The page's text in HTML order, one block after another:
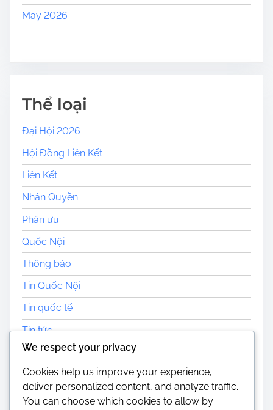
May 2026
Thể loại
Đại Hội 2026
Hội Đồng Liên Kết
Liên Kết
Nhân Quyền
Phân ưu
Quốc Nội
Thông báo
Tin Quốc Nội
Tin quốc tế
Tin tức
Tôn Giáo
Trang nhà
Uncategorized
We respect your privacy
Cookies help us improve your experience,
deliver personalized content, and analyze traffic.
You can choose which cookies to allow by